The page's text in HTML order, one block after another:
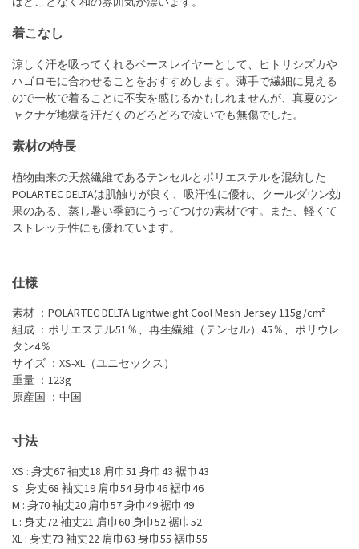
着こなし
涼しく汗を吸ってくれるベースレイヤーとして、ヒトリシズカや
ハゴロモに合わせることをおすすめします。薄手で繊細に見える
ので一枚で着ることに不安を感じるかもしれませんが、真夏のシ
ャクナゲ地獄を汗だくのどろどろで凌いでも無傷でした。
素材の特長
植物由来の天然繊維であるテンセルとポリエステルを混紡した
POLARTEC DELTAは肌触りが良く、吸汗性に優れ、クールダウン効
果のある、蒸し暑い季節にうってつけの素材です。また、軽くて
ストレッチ性にも優れています。
仕様
素材 ：POLARTEC DELTA Lightweight Cool Mesh Jersey 115g/cm²
組成 ：ポリエステル51％、再生繊維（テンセル）45％、ポリウレ
タン4％
サイズ ：XS-XL（ユニセックス）
重量 ：123g
原産国 ：中国
寸法
XS : 身丈67 袖丈18 肩巾51 身巾43 裾巾43
S : 身丈68 袖丈19 肩巾54 身巾46 裾巾46
M : 身70 袖丈20 肩巾57 身巾49 裾巾49
L : 身丈72 袖丈21 肩巾60 身巾52 裾巾52
XL : 身丈73 袖丈22 肩巾63 身巾55 裾巾55